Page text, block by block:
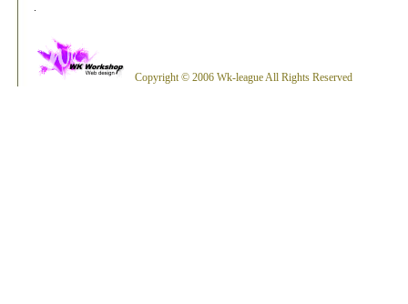
.
Copyright © 2006 Wk-league All Rights Reserved